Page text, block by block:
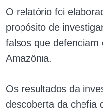
O relatório foi
propósito de
falsos que defendiam
Amazônia.
Os resultados da
descoberta da chefia